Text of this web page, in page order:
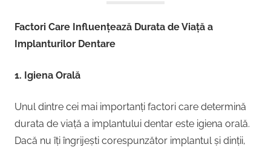
Factori Care Influențează Durata de Viață a
Implanturilor Dentare
1. Igiena Orală
Unul dintre cei mai importanți factori care determină
durata de viață a implantului dentar este igiena orală.
Dacă nu îți îngrijești corespunzător implantul și dinții,